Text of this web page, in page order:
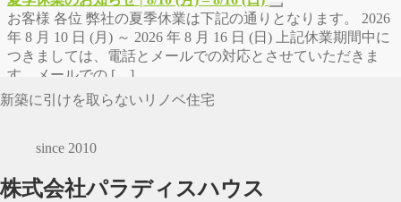
新築に引けを取らないリノベ住宅
since 2010
株式会社パラディスハウス
お客様 各位 弊社の夏季休業は下記の通りとなります。 2026
年 8 月 10 日 (月) ～ 2026 年 8 月 16 日 (日) 上記休業期間中に
つきましては、電話とメールでの対応とさせていただきま
す。メールでの […]